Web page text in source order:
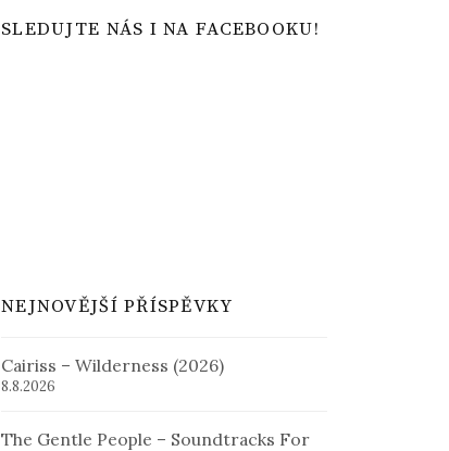
SLEDUJTE NÁS I NA FACEBOOKU!
NEJNOVĚJŠÍ PŘÍSPĚVKY
Cairiss – Wilderness (2026)
8.8.2026
The Gentle People – Soundtracks For